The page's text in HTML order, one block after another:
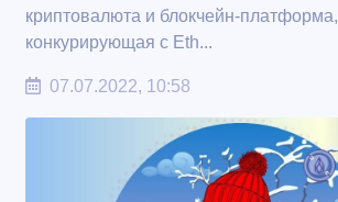
криптовалюта и блокчейн-платформа,
конкурирующая с Eth...
07.07.2022, 10:58